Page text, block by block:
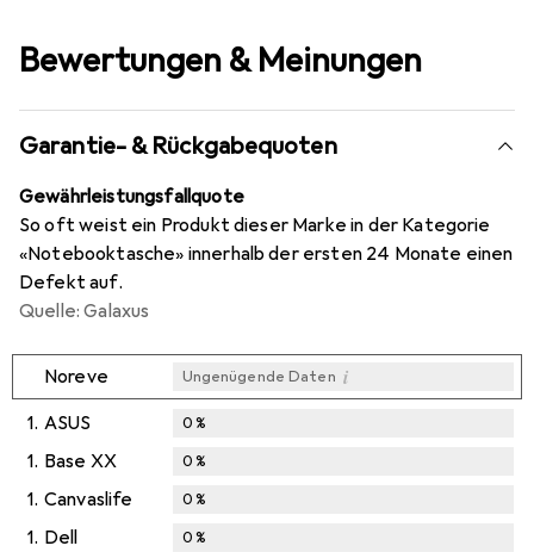
Bewertungen & Meinungen
Garantie- & Rückgabequoten
Gewährleistungsfallquote
So oft weist ein Produkt dieser Marke in der Kategorie
«Notebooktasche» innerhalb der ersten 24 Monate einen
Defekt auf.
Quelle: Galaxus
Noreve Ungenügende Daten i
1. ASUS 0%
1. Base XX 0%
1. Canvaslife 0%
1. Dell 0%